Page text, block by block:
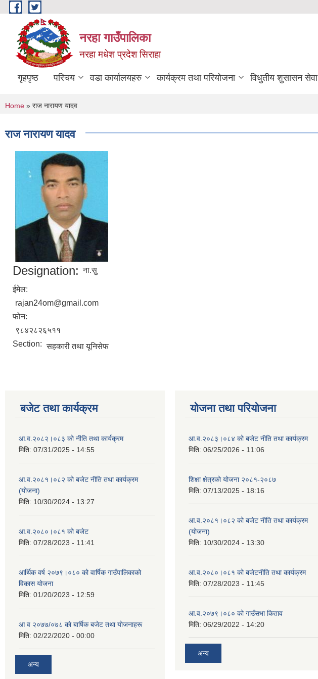
Skip to main content
नरहा गाउँपालिका
नरहा मधेश प्रदेश सिराहा
गृहपृष्ठ परिचय वडा कार्यालयहरु कार्यक्रम तथा परियोजना विधुतीय शुसासन सेवा
You are here
Home » राज नारायण यादव
राज नारायण यादव
Designation: ना.सु
ईमेल:
rajan24om@gmail.com
फोन:
९८४२८२६५११
Section: सहकारी तथा यूनिसेफ
बजेट तथा कार्यक्रम
आ.व.२०८२।०८३ को नीति तथा कार्यक्रम
मिति: 07/31/2025 - 14:55
आ.व.२०८१।०८२ को बजेट नीति तथा कार्यक्रम
(योजना)
मिति: 10/30/2024 - 13:27
आ.व.२०८०।०८१ को बजेट
मिति: 07/28/2023 - 11:41
आर्थिक वर्ष २०७९।०८० को वार्षिक गाउँपालिकाको
विकास योजना
मिति: 01/20/2023 - 12:59
आ व २०७७/०७८ काे बार्षिक बजेट तथा याेजनाहरू
मिति: 02/22/2020 - 00:00
अन्य
योजना तथा परियोजना
आ.व.२०८३।०८४ को बजेट नीति तथा कार्यक्रम
मिति: 06/25/2026 - 11:06
शिक्षा क्षेत्रको योजना २०८१-२०८७
मिति: 07/13/2025 - 18:16
आ.व.२०८१।०८२ को बजेट नीति तथा कार्यक्रम
(योजना)
मिति: 10/30/2024 - 13:30
आ.व.२०८०।०८१ को बजेटनीति तथा कार्यक्रम
मिति: 07/28/2023 - 11:45
आ.व.२०७९।०८० को गाउँसभा किताव
मिति: 06/29/2022 - 14:20
अन्य